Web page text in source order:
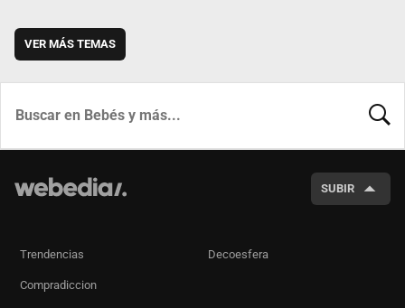
VER MÁS TEMAS
SUBIR
Trendencias Decoesfera
Compradiccion